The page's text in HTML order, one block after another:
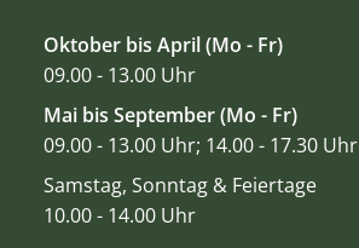
Oktober bis April (Mo - Fr)
09.00 - 13.00 Uhr
Mai bis September (Mo - Fr)
09.00 - 13.00 Uhr; 14.00 - 17.30 Uhr
Samstag, Sonntag & Feiertage
10.00 - 14.00 Uhr